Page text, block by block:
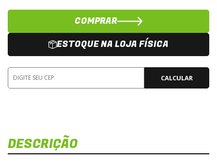
COMPRAR
ESTOQUE NA LOJA FÍSICA
CALCULAR
DESCRIÇÃO